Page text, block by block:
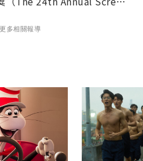
多相關報導